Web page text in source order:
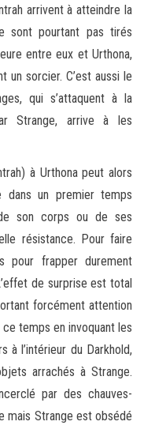
arrivent à atteindre la
sont pourtant pas tirés
entre eux et Urthona,
un sorcier. C’est aussi le
qui s’attaquent à la
Strange, arrive à les
à Urthona peut alors
dans un premier temps
son corps ou de ses
résistance. Pour faire
pour frapper durement
de surprise est total
forcément attention
temps en invoquant les
à l’intérieur du Darkhold,
arrachés à Strange.
par des chauves-
mais Strange est obsédé